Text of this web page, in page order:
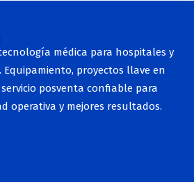
médica para hospitales y
proyectos llave en
posventa confiable para
operativa y mejores resultados.